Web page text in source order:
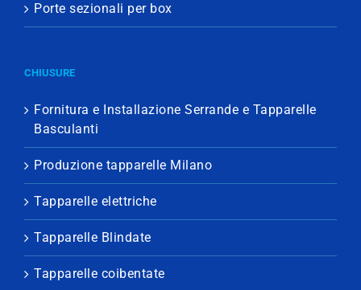
Porte sezionali per box
CHIUSURE
Fornitura e Installazione Serrande e Tapparelle
Basculanti
Produzione tapparelle Milano
Tapparelle elettriche
Tapparelle Blindate
Tapparelle coibentate